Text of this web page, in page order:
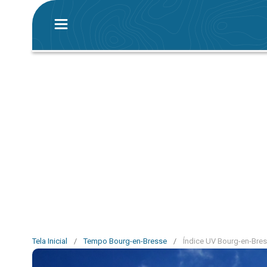
Tela Inicial / Tempo Bourg-en-Bresse / Índice UV Bourg-en-